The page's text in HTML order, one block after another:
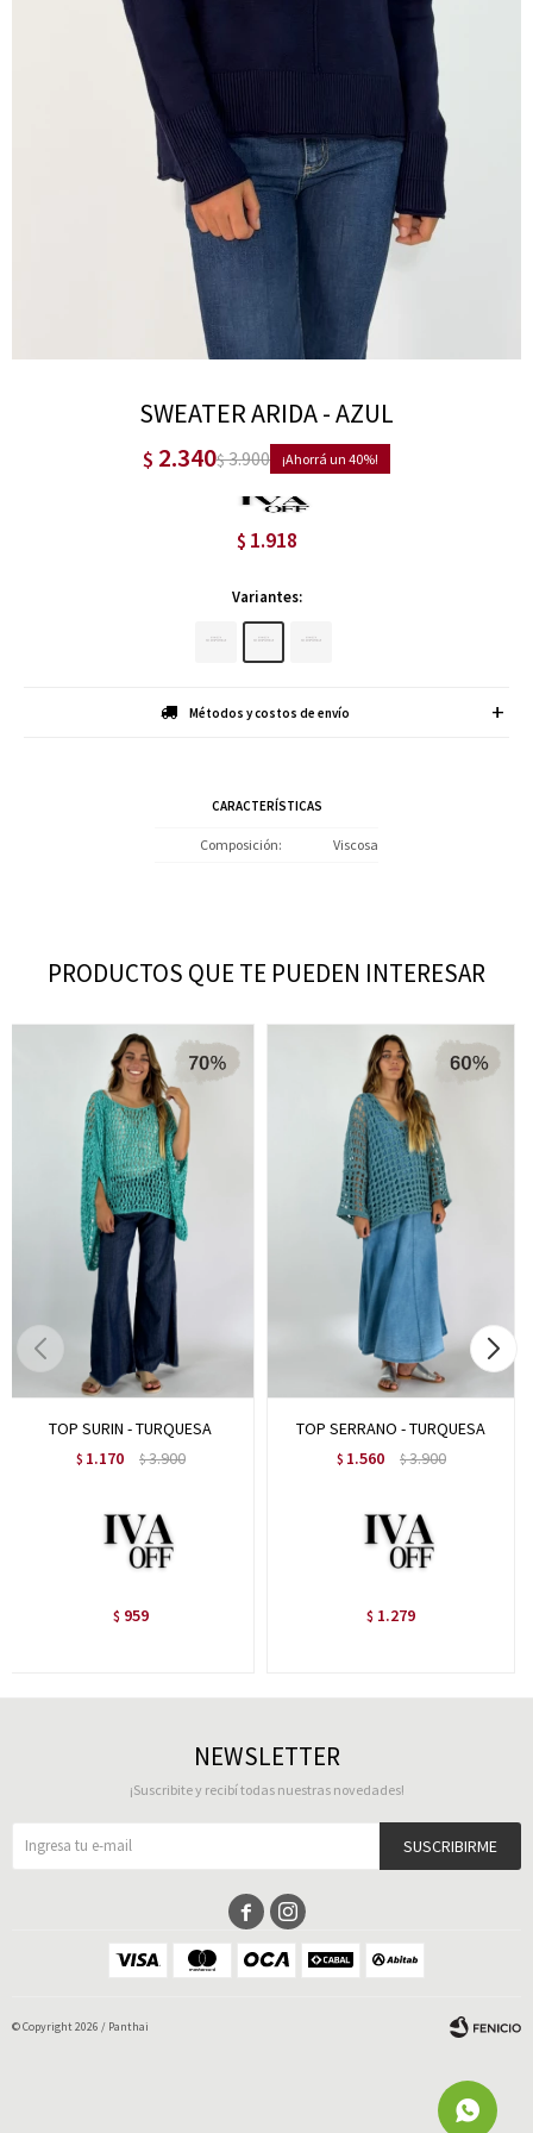
SWEATER ARIDA - AZUL
$ 2.340$3.900 40
$ 1.918
Variantes:
Métodos y costos de envío
CARACTERÍSTICAS
Composición Viscosa
PRODUCTOS QUE TE PUEDEN INTERESAR
TOP SURIN - TURQUESA
$ 1.170 $3.900
$ 959
TOP SERRANO - TURQUESA
$ 1.560 $3.900
$ 1.279
NEWSLETTER
¡Suscribite y recibí todas nuestras novedades!
SUSCRIBIRME
 
© Copyright 2026 / Panthai